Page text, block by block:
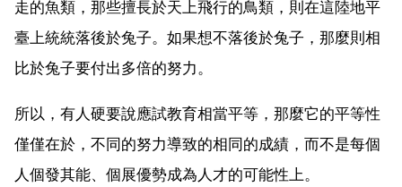
走的魚類，那些擅長於天上飛行的鳥類，則在這陸地平
臺上統統落後於兔子。如果想不落後於兔子，那麼則相
比於兔子要付出多倍的努力。
所以，有人硬要說應試教育相當平等，那麼它的平等性
僅僅在於，不同的努力導致的相同的成績，而不是每個
人個發其能、個展優勢成為人才的可能性上。